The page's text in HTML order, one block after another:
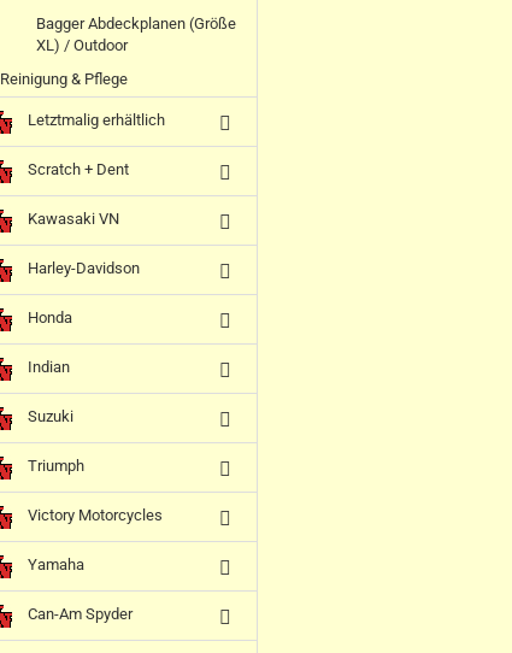
Bagger Abdeckplanen (Größe
XL) / Outdoor
Reinigung & Pflege
Letztmalig erhältlich
Scratch + Dent
Kawasaki VN
Harley-Davidson
Honda
Indian
Suzuki
Triumph
Victory Motorcycles
Yamaha
Can-Am Spyder